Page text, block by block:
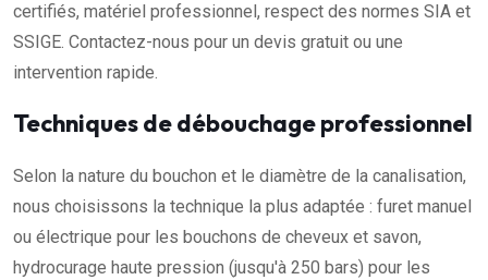
certifiés, matériel professionnel, respect des normes SIA et
SSIGE. Contactez-nous pour un devis gratuit ou une
intervention rapide.
Techniques de débouchage professionnel
Selon la nature du bouchon et le diamètre de la canalisation,
nous choisissons la technique la plus adaptée : furet manuel
ou électrique pour les bouchons de cheveux et savon,
hydrocurage haute pression (jusqu'à 250 bars) pour les